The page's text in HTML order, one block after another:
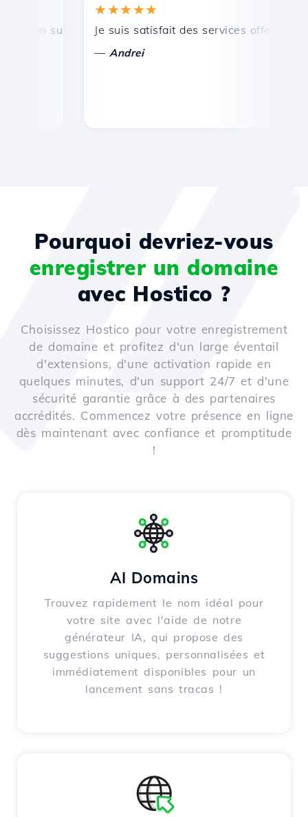
un support technique rapide et efficace.
★★★★★
Je suis satisfait des services offerts par
Andrei
Pourquoi devriez-vous
enregistrer un domaine
avec Hostico ?
Choisissez Hostico pour votre enregistrement
de domaine et profitez d'un large éventail
d'extensions, d'une activation rapide en
quelques minutes, d'un support 24/7 et d'une
sécurité garantie grâce à des partenaires
accrédités. Commencez votre présence en ligne
dès maintenant avec confiance et promptitude
!
AI Domains
Trouvez rapidement le nom idéal pour
votre site avec l'aide de notre
générateur IA, qui propose des
suggestions uniques, personnalisées et
immédiatement disponibles pour un
lancement sans tracas !